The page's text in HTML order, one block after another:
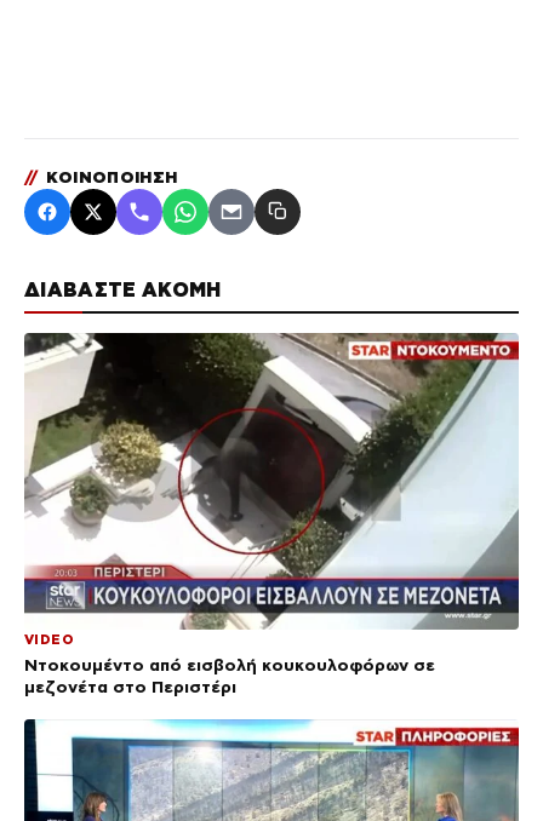
ΔΙΑΒΑΣΤΕ ΑΚΟΜΗ
VIDEO
Ντοκουμέντο από εισβολή κουκουλοφόρων σε
μεζονέτα στο Περιστέρι
// ΚΟΙΝΟΠΟΙΗΣΗ